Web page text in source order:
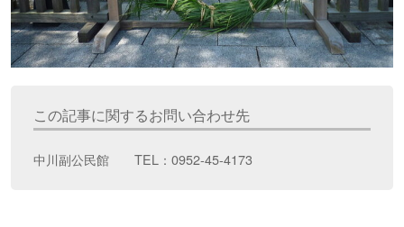
この記事に関するお問い合わせ先
中川副公民館 TEL：0952-45-4173